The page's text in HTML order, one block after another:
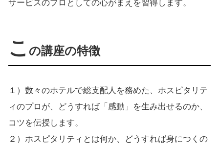
サービスのプロとしての心がまえを習得します。
こ の講座の特徴
１）数々のホテルで総支配人を務めた、ホスピタリテ
ィのプロが、どうすれば「感動」を生み出せるのか、
コツを伝授します。
２）ホスピタリティとは何か、どうすれば身につくの